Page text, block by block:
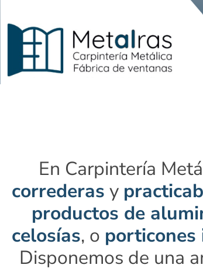
En Carpintería
correderas y
productos de
celosías, o porticones
Disponemos de una